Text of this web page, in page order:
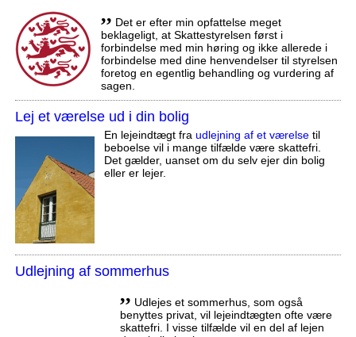
,, Det er efter min opfattelse meget
beklageligt, at Skattestyrelsen først i
forbindelse med min høring og ikke allerede i
forbindelse med dine henvendelser til styrelsen
foretog en egentlig behandling og vurdering af
sagen.
Lej et værelse ud i din bolig
En lejeindtægt fra udlejning af et værelsetil
beboelse vil i mange tilfælde være skattefri.
Det gælder, uanset om du selv ejer din bolig
eller er lejer.
Udlejning af sommerhus
,, Udlejes et sommerhus, som også
benyttes privat, vil lejeindtægten ofte være
skattefri. I visse tilfælde vil en del af lejen